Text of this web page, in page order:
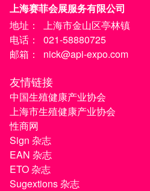
上海赛菲会展服务有限公司
地址：
上海市金山区亭林镇
电话：
021-58880725
邮箱：
nick@api-expo.com
友情链接
中国生殖健康产业协会
上海市生殖健康产业协会
性商网
Sign 杂志
EAN 杂志
ETO 杂志
Sugextions 杂志